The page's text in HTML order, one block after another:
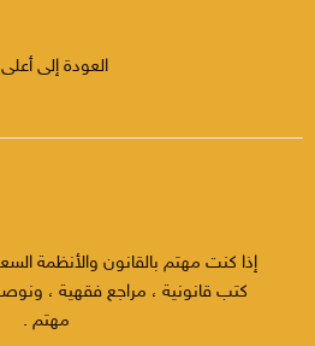
العودة إلى أعلى
إذا كنت مهتم بالقانون والأنظمة
كتب قانونية ، مراجع فقهية ، ونوصل
مهتم .